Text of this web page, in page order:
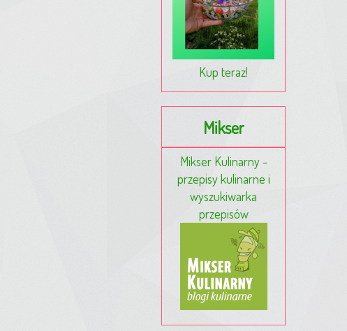
Kup teraz!
Mikser
Mikser Kulinarny -
przepisy kulinarne i
wyszukiwarka
przepisów